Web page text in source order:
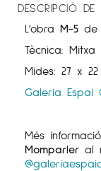
DESCRIPCIÓ DE
L'obra M-5 de
Tècnica: Mitxa
Mides: 27 x 22
Galeria Espai
Més
Momparler al